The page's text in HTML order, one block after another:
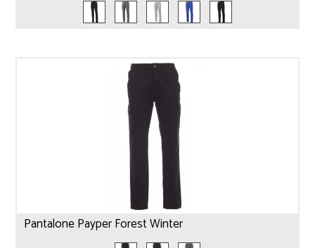
Pantalone Payper Forest Winter